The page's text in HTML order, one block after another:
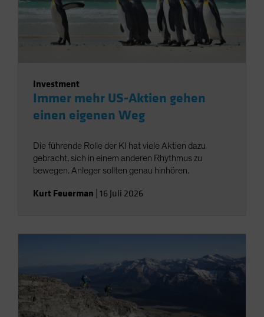
Investment
Immer mehr US-Aktien gehen
einen eigenen Weg
Die führende Rolle der KI hat viele Aktien dazu
gebracht, sich in einem anderen Rhythmus zu
bewegen. Anleger sollten genau hinhören.
Kurt Feuerman 16 Juli 2026